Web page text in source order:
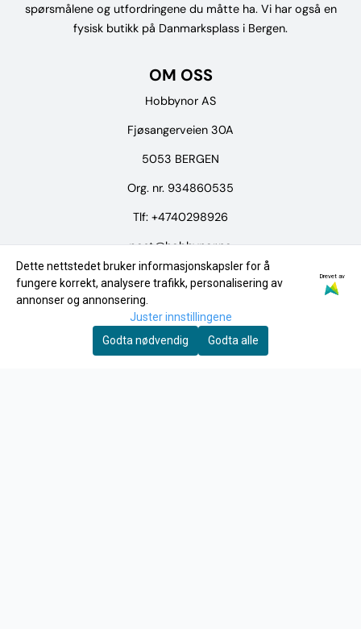
spørsmålene og utfordringene du måtte ha. Vi har også en
fysisk butikk på Danmarksplass i Bergen.
OM OSS
Hobbynor AS
Fjøsangerveien 30A
5053 BERGEN
Org. nr. 934860535
Tlf: +4740298926
post@hobbynor.no
Meny
Merker
Tilbud
Dette nettstedet bruker informasjonskapsler for å
fungere korrekt, analysere trafikk, personalisering av
annonser og annonsering.
Drevet av
Juster innstillingene
Godta nødvendig
Godta alle